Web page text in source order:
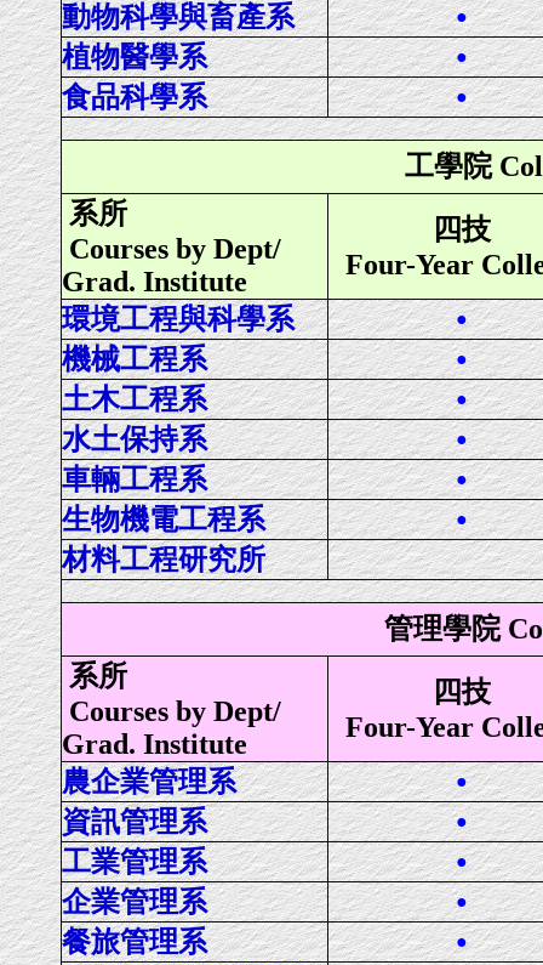
動物科學與畜產系 ●
植物醫學系 ●
食品科學系 ●
工學院
系所
Courses by Dept/
Grad. Institute
四技
Four-Year
環境工程與科學系
●
機械工程系 ●
土木工程系 ●
水土保持系 ●
車輛工程系 ●
生物機電工程系 ●
材料工程研究所
管理學院
系所
Courses by Dept/
Grad. Institute
四技
Four-Year
農企業管理系
●
資訊管理系 ●
工業管理系 ●
企業管理系 ●
餐旅管理系 ●